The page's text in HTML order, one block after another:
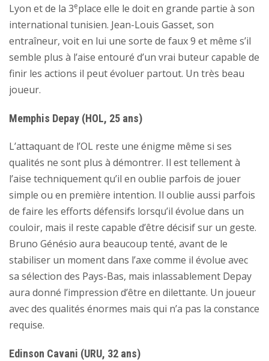
Lyon et de la 3eplace elle le doit en grande partie à son
international tunisien. Jean-Louis Gasset, son
entraîneur, voit en lui une sorte de faux 9 et même s’il
semble plus à l’aise entouré d’un vrai buteur capable de
finir les actions il peut évoluer partout. Un très beau
joueur.
Memphis Depay (HOL, 25 ans)
L’attaquant de l’OL reste une énigme même si ses
qualités ne sont plus à démontrer. Il est tellement à
l’aise techniquement qu’il en oublie parfois de jouer
simple ou en première intention. Il oublie aussi parfois
de faire les efforts défensifs lorsqu’il évolue dans un
couloir, mais il reste capable d’être décisif sur un geste.
Bruno Génésio aura beaucoup tenté, avant de le
stabiliser un moment dans l’axe comme il évolue avec
sa sélection des Pays-Bas, mais inlassablement Depay
aura donné l’impression d’être en dilettante. Un joueur
avec des qualités énormes mais qui n’a pas la constance
requise.
Edinson Cavani (URU, 32 ans)